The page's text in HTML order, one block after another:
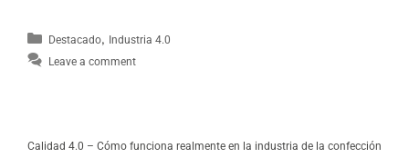
Destacado, Industria 4.0
Leave a comment
Calidad 4.0 – Cómo funciona realmente en la industria de la confección